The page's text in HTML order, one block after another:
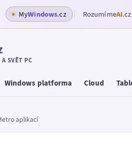
MyWindows.cz RozumímeAI.cz
SVĚT PC
Windows platforma Cloud
aplikací